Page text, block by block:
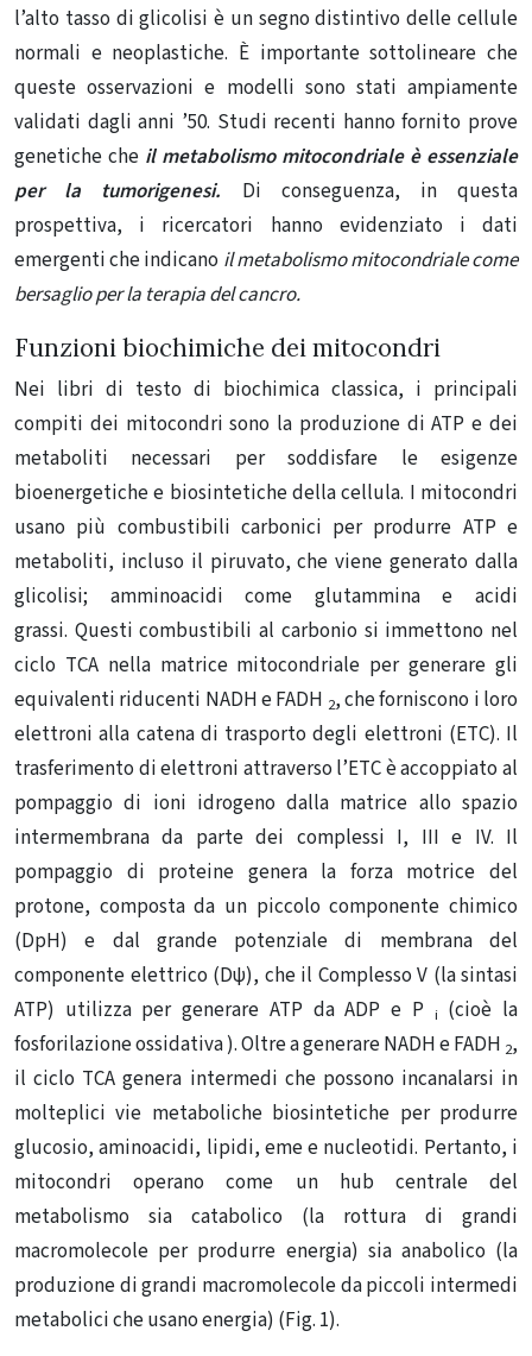
l’alto tasso di glicolisi è un segno distintivo delle cellule
normali e neoplastiche. È importante sottolineare che
queste osservazioni e modelli sono stati ampiamente
validati dagli anni ’50. Studi recenti hanno fornito prove
genetiche che il metabolismo mitocondriale è essenziale
per la tumorigenesi.
Di conseguenza, in questa
prospettiva, i ricercatori hanno evidenziato i dati
emergenti che indicano il metabolismo mitocondriale come
bersaglio per la terapia del cancro.
Funzioni biochimiche dei mitocondri
Nei libri di testo di biochimica classica, i principali
compiti dei mitocondri sono la produzione di ATP e dei
metaboliti necessari per soddisfare le esigenze
bioenergetiche e biosintetiche della cellula. I mitocondri
usano più combustibili carbonici per produrre ATP e
metaboliti, incluso il piruvato, che viene generato dalla
glicolisi; amminoacidi come glutammina e acidi
grassi. Questi combustibili al carbonio si immettono nel
ciclo TCA nella matrice mitocondriale per generare gli
equivalenti riducenti NADH e FADH 2, che forniscono i loro
elettroni alla catena di trasporto degli elettroni (ETC). Il
trasferimento di elettroni attraverso l’ETC è accoppiato al
pompaggio di ioni idrogeno dalla matrice allo spazio
intermembrana da parte dei complessi I, III e IV. Il
pompaggio di proteine ​​genera la forza motrice del
protone, composta da un piccolo componente chimico
(DpH) e dal grande potenziale di membrana del
componente elettrico (Dψ), che il Complesso V (la sintasi
ATP) utilizza per generare ATP da ADP e P i (cioè la
fosforilazione ossidativa ). Oltre a generare NADH e FADH 2,
il ciclo TCA genera intermedi che possono incanalarsi in
molteplici vie metaboliche biosintetiche per produrre
glucosio, aminoacidi, lipidi, eme e nucleotidi. Pertanto, i
mitocondri operano come un hub centrale del
metabolismo sia catabolico (la rottura di grandi
macromolecole per produrre energia) sia anabolico (la
produzione di grandi macromolecole da piccoli intermedi
metabolici che usano energia) (Fig. 1).